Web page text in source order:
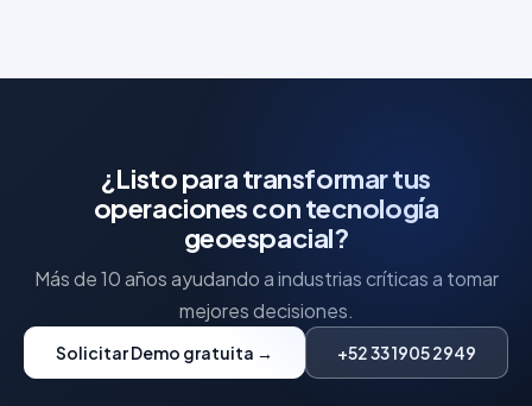
¿Listo para transformar tus
operaciones con tecnología
geoespacial?
Más de 10 años ayudando a industrias críticas a tomar
mejores decisiones.
Solicitar Demo gratuita → +52 33 1905 2949